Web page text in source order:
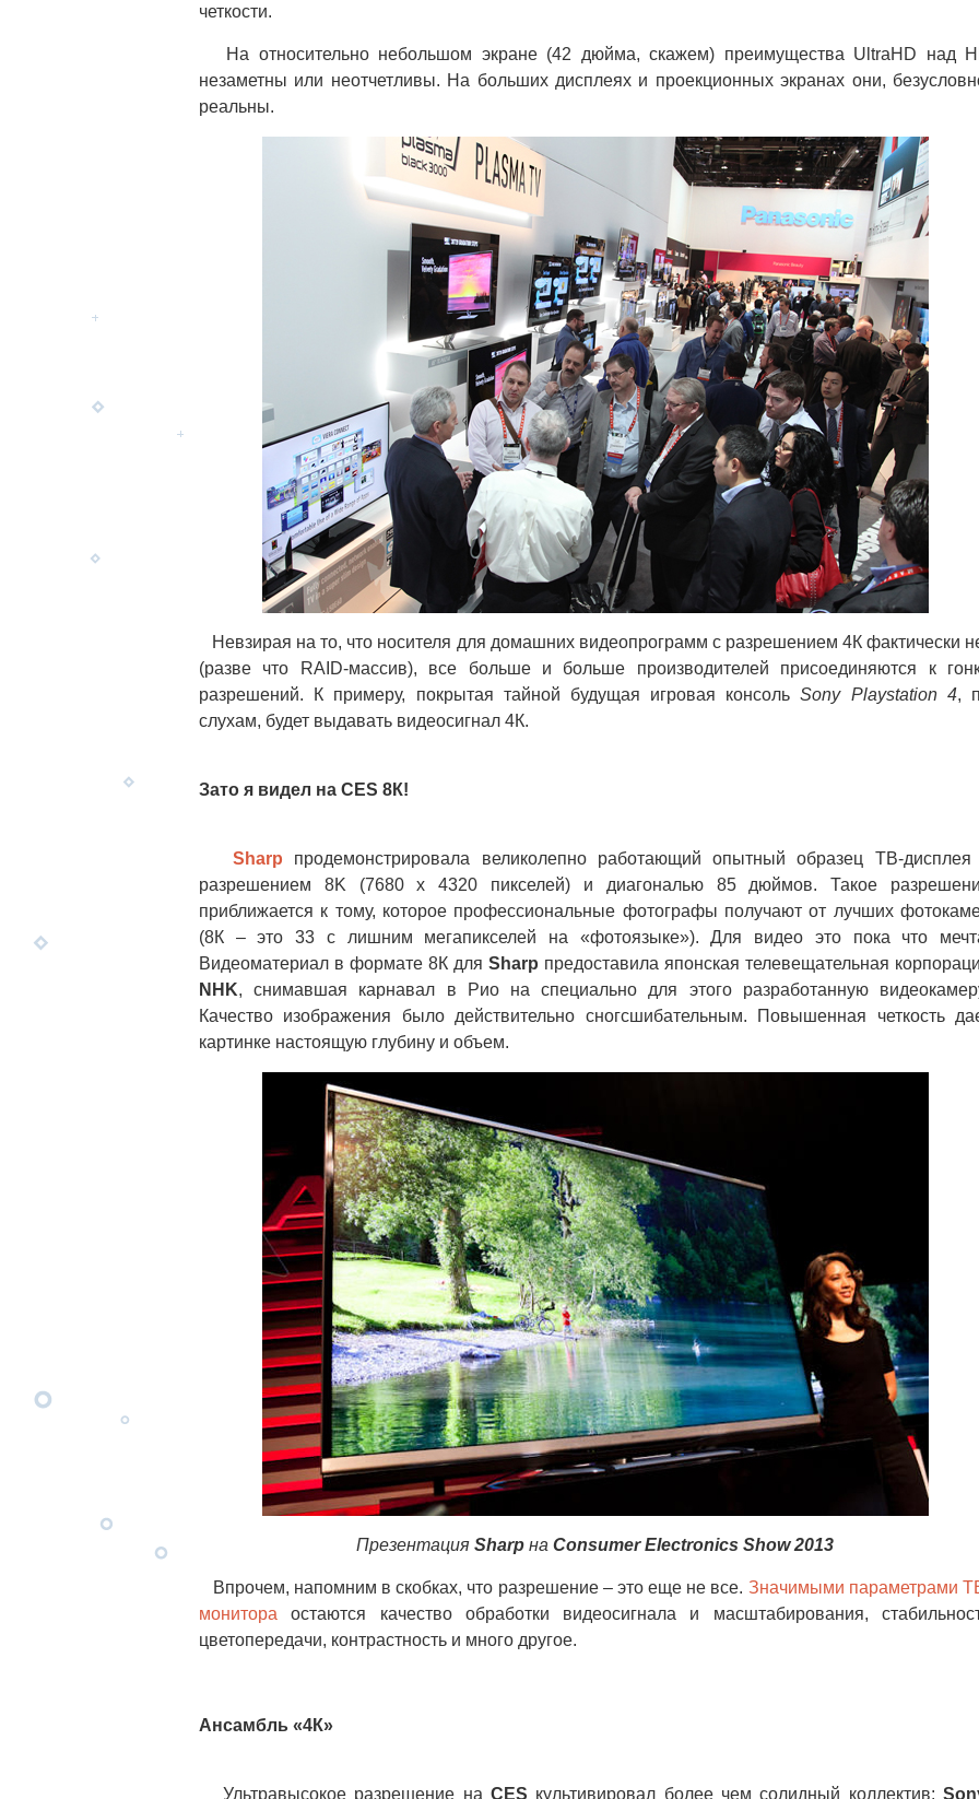
четкости.
На относительно небольшом экране (42 дюйма, скажем) преимущества UltraHD над
незаметны или неотчетливы. На больших дисплеях и проекционных экранах они,
реальны.
Невзирая на то, что носителя для домашних видеопрограмм с разрешением 4К фактически
(разве что RAID-массив), все больше и больше производителей присоединяются к
разрешений. К примеру, покрытая тайной будущая игровая консольSony Playstation 4,
слухам, будет выдавать видеосигнал 4К.
Зато я видел на CES 8К!
Sharp продемонстрировала великолепно работающий опытный образец ТВ-дисплея
разрешением 8K (7680 x 4320 пикселей) и диагональю 85 дюймов. Такое
приближается к тому, которое профессиональные фотографы получают от лучших
(8К – это 33 с лишним мегапикселей на «фотоязыке»). Для видео это пока что
Видеоматериал в формате 8К для Sharp предоставила японская телевещательная
NHK, снимавшая карнавал в Рио на специально для этого разработанную
Качество изображения было действительно сногсшибательным. Повышенная четкость
картинке настоящую глубину и объем.
Презентация Sharp на Consumer Electronics Show 2013
Впрочем, напомним в скобках, что разрешение – это еще не все. Значимыми параметрами
монитора остаются качество обработки видеосигнала и масштабирования,
цветопередачи, контрастность и много другое.
Ансамбль «4К»
Ультравысокое разрешение на CES культивировал более чем солидный коллектив: